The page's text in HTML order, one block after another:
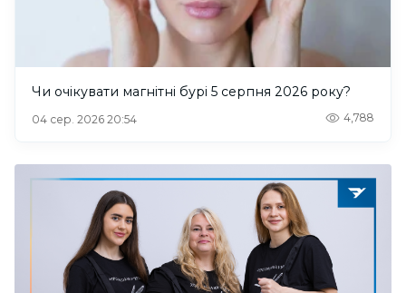
Чи очікувати магнітні бурі 5 серпня 2026 року?
04 сер. 2026 20:54 4,788